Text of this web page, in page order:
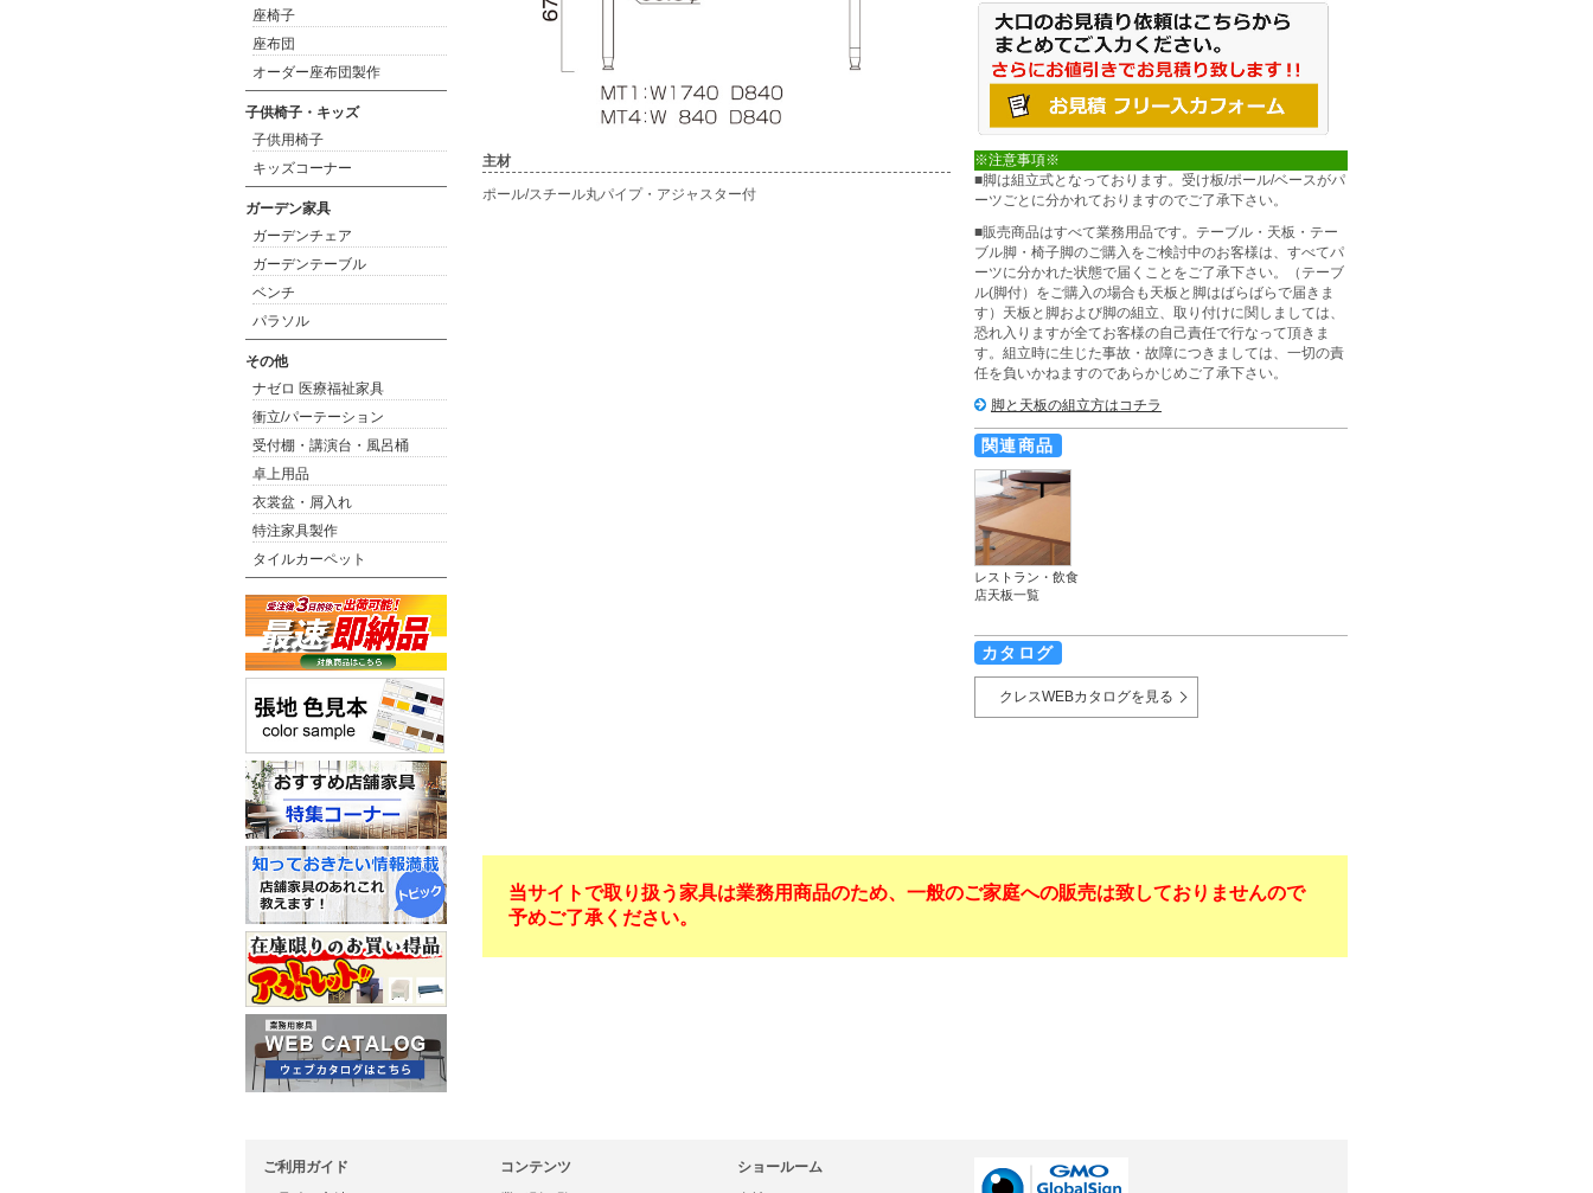
主材
ポール/スチール丸パイプ・アジャスター付
※注意事項※
■脚は組立式となっております。受け板/ポール/ベースがパ
ーツごとに分かれておりますのでご了承下さい。
■販売商品はすべて業務用品です。テーブル・天板・テー
ブル脚・椅子脚のご購入をご検討中のお客様は、すべてパ
ーツに分かれた状態で届くことをご了承下さい。（テーブ
ル(脚付）をご購入の場合も天板と脚はばらばらで届きま
す）天板と脚および脚の組立、取り付けに関しましては、
恐れ入りますが全てお客様の自己責任で行なって頂きま
す。組立時に生じた事故・故障につきましては、一切の責
任を負いかねますのであらかじめご了承下さい。
脚と天板の組立方はコチラ
関連商品
レストラン・飲食
店天板一覧
カタログ
クレスWEBカタログを見る
当サイトで取り扱う家具は業務用商品のため、一般のご家庭への販売は致しておりませんので
予めご了承ください。
座椅子
座布団
オーダー座布団製作
子供椅子・キッズ
子供用椅子
キッズコーナー
ガーデン家具
ガーデンチェア
ガーデンテーブル
ベンチ
パラソル
その他
ナゼロ 医療福祉家具
衝立/パーテーション
受付棚・講演台・風呂桶
卓上用品
衣裳盆・屑入れ
特注家具製作
タイルカーペット
ご利用ガイド
コンテンツ
ショールーム